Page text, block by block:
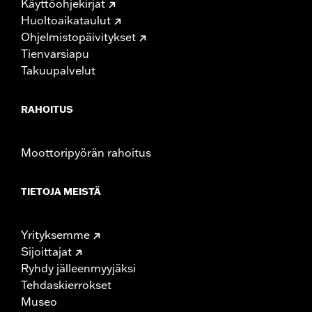
Käyttöohjekirjat
Huoltoaikataulut
Ohjelmistopäivitykset
Tienvarsiapu
Takuupalvelut
RAHOITUS
Moottoripyörän rahoitus
TIETOJA MEISTÄ
Yrityksemme
Sijoittajat
Ryhdy jälleenmyyjäksi
Tehdaskierrokset
Museo